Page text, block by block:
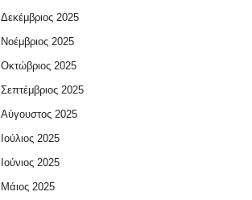
Δεκέμβριος 2025
Νοέμβριος 2025
Οκτώβριος 2025
Σεπτέμβριος 2025
Αύγουστος 2025
Ιούλιος 2025
Ιούνιος 2025
Μάιος 2025